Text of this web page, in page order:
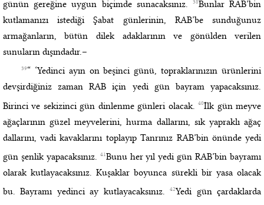
günün gereğine uygun biçimde sunacaksınız.
38Bunlar RAB’bin
kutlamanızı istediği Şabat günlerinin, RAB’be sunduğunuz
armağanların, bütün dilek adaklarının ve gönülden verilen
sunuların dışındadır.–
39“ ‘Yedinci ayın on beşinci günü, topraklarınızın ürünlerini
devşirdiğiniz zaman RAB için yedi gün bayram yapacaksınız.
Birinci ve sekizinci gün dinlenme günleri olacak.40İlk gün meyve
ağaçlarının güzel meyvelerini, hurma dallarını, sık yapraklı ağaç
dallarını, vadi kavaklarını toplayıp Tanrınız RAB’bin önünde yedi
gün şenlik yapacaksınız. 41Bunu her yıl yedi gün RAB’bin bayramı
olarak kutlayacaksınız. Kuşaklar boyunca sürekli bir yasa olacak
bu. Bayramı yedinci ay kutlayacaksınız.42Yedi gün çardaklarda